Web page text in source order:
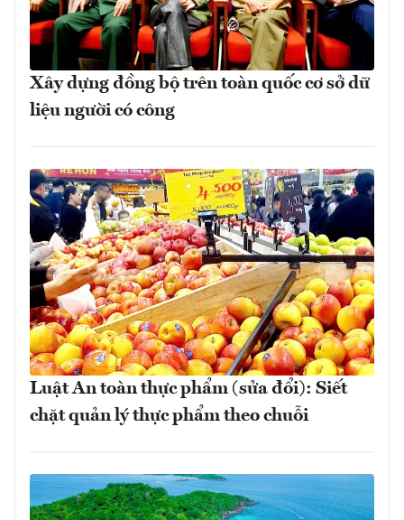
Xây dựng đồng bộ trên toàn quốc cơ sở dữ
liệu người có công
Luật An toàn thực phẩm (sửa đổi): Siết
chặt quản lý thực phẩm theo chuỗi